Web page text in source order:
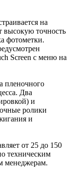
на
высокую точность
фотометки.
Screen с меню на
пленочного
Два
и
ролики
и
от 25 до 150
техническим
менеджерам.